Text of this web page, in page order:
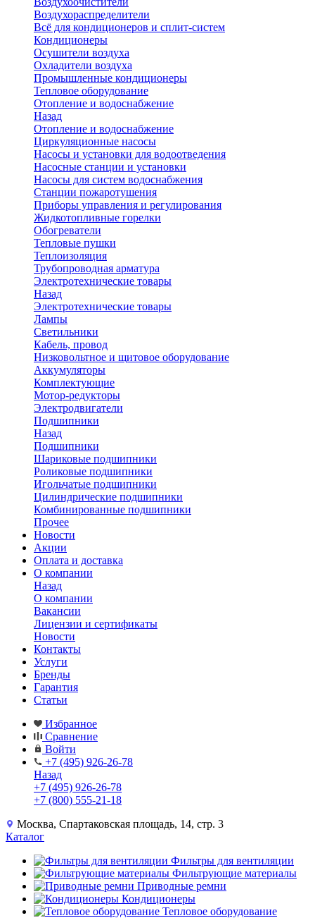
Воздухораспределители
Всё для кондиционеров и сплит-систем
Кондиционеры
Осушители воздуха
Охладители воздуха
Промышленные кондиционеры
Тепловое оборудование
Отопление и водоснабжение
Назад
Отопление и водоснабжение
Циркуляционные насосы
Насосы и установки для водоотведения
Насосные станции и установки
Насосы для систем водоснабжения
Станции пожаротушения
Приборы управления и регулирования
Жидкотопливные горелки
Обогреватели
Тепловые пушки
Теплоизоляция
Трубопроводная арматура
Электротехнические товары
Назад
Электротехнические товары
Лампы
Светильники
Кабель, провод
Низковольтное и щитовое оборудование
Аккумуляторы
Комплектующие
Мотор-редукторы
Электродвигатели
Подшипники
Назад
Подшипники
Шариковые подшипники
Роликовые подшипники
Игольчатые подшипники
Цилиндрические подшипники
Комбинированные подшипники
Прочее
Новости
Акции
Оплата и доставка
О компании
Назад
О компании
Вакансии
Лицензии и сертификаты
Новости
Контакты
Услуги
Бренды
Гарантия
Статьи
Избранное
Сравнение
Войти
+7 (495) 926-26-78
Назад
+7 (495) 926-26-78
+7 (800) 555-21-18
Москва, Спартаковская площадь, 14, стр. 3
Каталог
Фильтры для вентиляции
Фильтрующие материалы
Приводные ремни
Кондиционеры
Тепловое оборудование